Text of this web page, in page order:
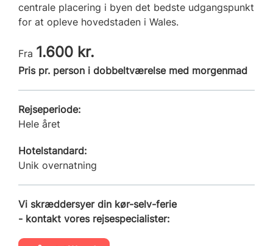
centrale placering i byen det bedste udgangspunkt
for at opleve hovedstaden i Wales.
Fra 1.600 kr.
Pris pr. person i dobbeltværelse med morgenmad
Rejseperiode:
Hele året
Hotelstandard:
Unik overnatning
Vi skræddersyer din kør-selv-ferie
- kontakt vores rejsespecialister: